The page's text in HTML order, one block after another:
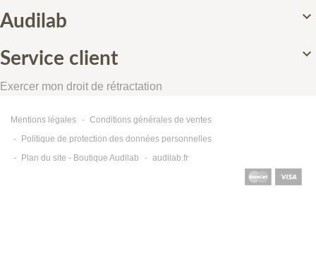
Audilab 
Service client 
Exercer mon droit de rétractation
Mentions légales
Conditions générales de ventes
Politique de protection des données personnelles
Plan du site - Boutique Audilab
audilab.fr